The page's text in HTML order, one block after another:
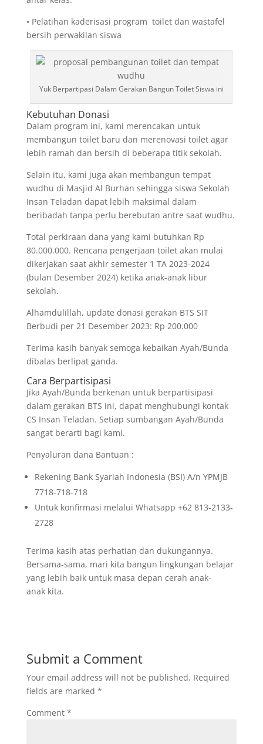
• Pelatihan kaderisasi program toilet dan wastafel
bersih perwakilan siswa
Yuk Berpartipasi Dalam Gerakan Bangun Toilet Siswa ini
Kebutuhan Donasi
Dalam program ini, kami merencakan untuk
membangun toilet baru dan merenovasi toilet agar
lebih ramah dan bersih di beberapa titik sekolah.
Selain itu, kami juga akan membangun tempat
wudhu di Masjid Al Burhan sehingga siswa Sekolah
Insan Teladan dapat lebih maksimal dalam
beribadah tanpa perlu berebutan antre saat wudhu.
Total perkiraan dana yang kami butuhkan Rp
80.000.000. Rencana pengerjaan toilet akan mulai
dikerjakan saat akhir semester 1 TA 2023-2024
(bulan Desember 2024) ketika anak-anak libur
sekolah.
Alhamdulillah, update donasi gerakan BTS SIT
Berbudi per 21 Desember 2023: Rp 200.000
Terima kasih banyak semoga kebaikan Ayah/Bunda
dibalas berlipat ganda.
Cara Berpartisipasi
Jika Ayah/Bunda berkenan untuk berpartisipasi
dalam gerakan BTS ini, dapat menghubungi kontak
CS Insan Teladan. Setiap sumbangan Ayah/Bunda
sangat berarti bagi kami.
Penyaluran dana Bantuan :
Rekening Bank Syariah Indonesia (BSI) A/n YPMJB
7718-718-718
Untuk konfirmasi melalui Whatsapp +62 813-2133-
2728
Terima kasih atas perhatian dan dukungannya.
Bersama-sama, mari kita bangun lingkungan belajar
yang lebih baik untuk masa depan cerah anak-
anak kita.
Submit a Comment
Your email address will not be published. Required
fields are marked *
Comment *